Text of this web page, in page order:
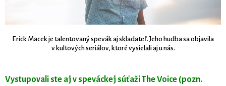
Erick Macek je talentovaný spevák aj skladateľ. Jeho hudba sa objavila
v kultových seriálov, ktoré vysielali aj u nás.
Vystupovali ste aj v speváckej súťaži The Voice (pozn.